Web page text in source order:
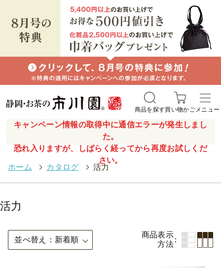
キャンペーン情報の取得中に通信エラーが発生しまし
た。
恐れ入りますが、しばらく経ってから再度お試しくだ
さい。
商品を探す買い物かごメニュー
ホーム > カタログ > 活力
活力
並べ替え 新着順
商品表示
方法